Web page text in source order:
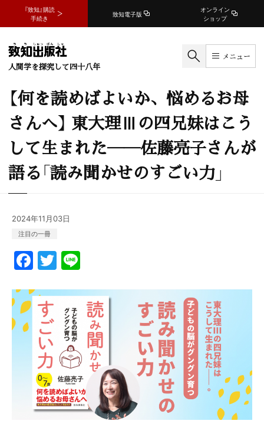
『致知』購読
手続き
致知電子版
オンライン
ショップ
人間学を探究して四十八年
メニュー
【何を読めばよいか、悩めるお母
さんへ】 東大理Ⅲの四兄妹はこう
して生まれた――佐藤亮子さんが
語る「読み聞かせのすごい力」
2024年11月03日
注目の一冊
F
a
c
e
b
o
o
k
T
w
itt
er
e